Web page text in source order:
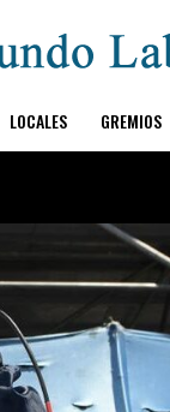
LOCALES GREMIOS